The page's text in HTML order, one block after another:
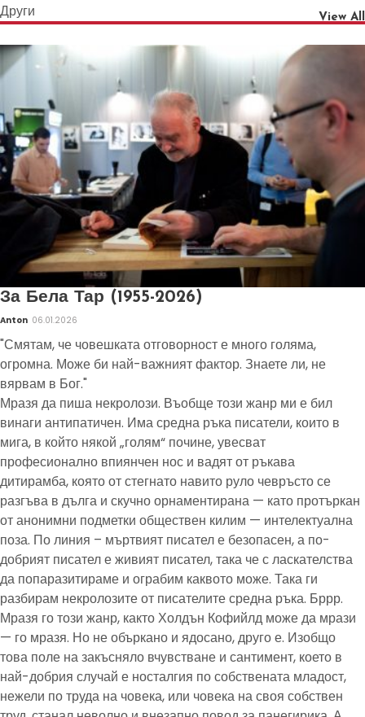
Други View All
За Бела Тар (1955-2026)
Anton 06.01.2026
"Смятам, че човешката отговорност е много голяма,
огромна. Може би най-важният фактор. Знаете ли, не
вярвам в Бог."
Мразя да пиша некролози. Въобще този жанр ми е бил
винаги антипатичен. Има средна ръка писатели, които в
мига, в който някой „голям“ почине, увесват
професионално впиянчен нос и вадят от ръкава
дитирамба, която от стегнато навито руло чевръсто се
разгъва в дълга и скучно орнаментирана — като протъркан
от анонимни подметки обществен килим — интелектуална
поза. По линия – мъртвият писател е безопасен, а по-
добрият писател е живият писател, така че с ласкателства
да попаразитираме и ограбим каквото може. Така ги
разбирам некролозите от писателите средна ръка. Бррр.
Мразя го този жанр, както Холдън Кофийлд може да мрази
— го мразя. Но не объркано и ядосано, друго е. Изобщо
това поле на закъсняло вчувстване и сантимент, което в
най-добрия случай е носталгия по собствената младост,
нежели по труда на човека, или човека на своя собствен